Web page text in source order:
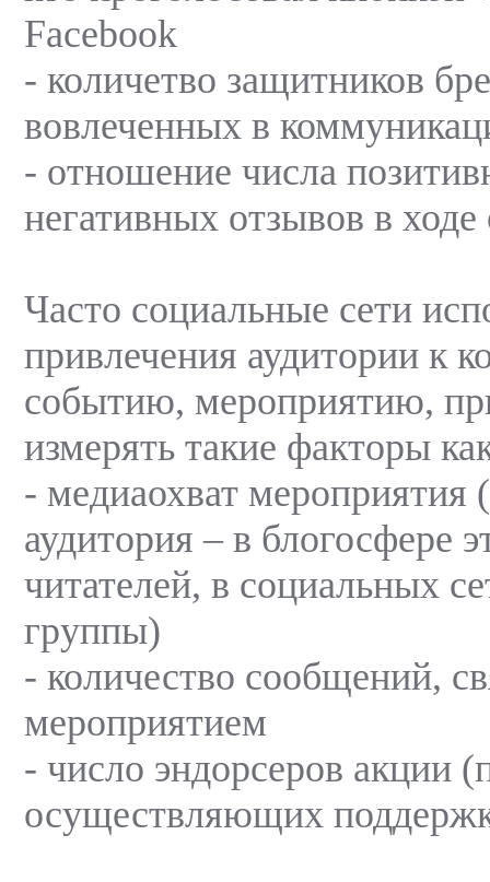
Facebook
- количетво защитников
вовлеченных в
- отношение числа
негативных отзывов в
Часто социальные сети
привлечения аудитории к
событию, мероприятию,
измерять такие факторы
- медиаохват мероприятия
аудитория – в блогосфере
читателей, в социальных
группы)
- количество сообщений,
мероприятием
- число эндорсеров акции
осуществляющих